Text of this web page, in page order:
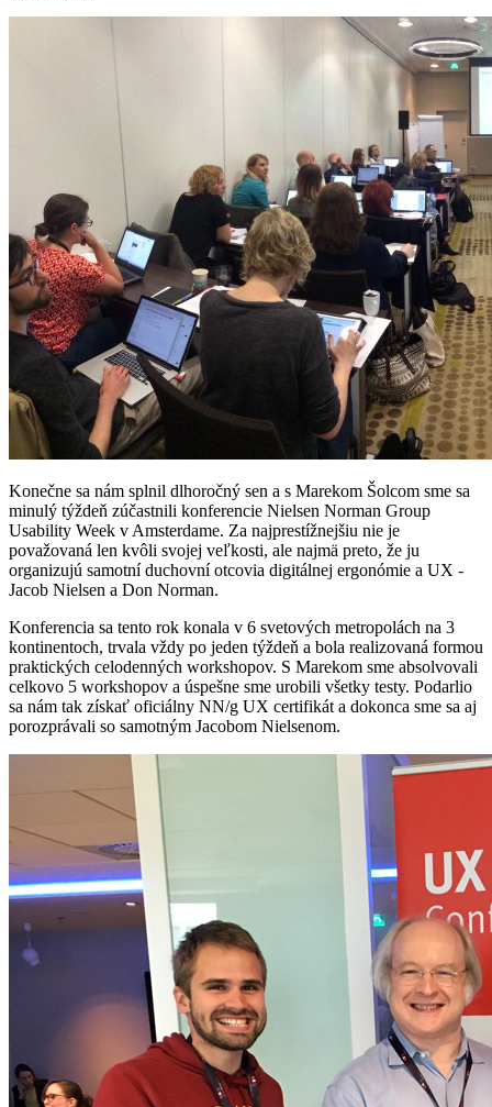
Konečne sa nám splnil dlhoročný sen a s Marekom Šolcom sme sa
minulý týždeň zúčastnili konferencie Nielsen Norman Group
Usability Week v Amsterdame. Za najprestížnejšiu nie je
považovaná len kvôli svojej veľkosti, ale najmä preto, že ju
organizujú samotní duchovní otcovia digitálnej ergonómie a UX -
Jacob Nielsen a Don Norman.
Konferencia sa tento rok konala v 6 svetových metropolách na 3
kontinentoch, trvala vždy po jeden týždeň a bola realizovaná formou
praktických celodenných workshopov. S Marekom sme absolvovali
celkovo 5 workshopov a úspešne sme urobili všetky testy. Podarlio
sa nám tak získať oficiálny NN/g UX certifikát a dokonca sme sa aj
porozprávali so samotným Jacobom Nielsenom.